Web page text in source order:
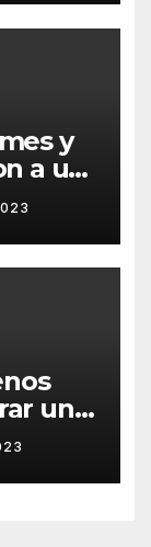
y
a un
una